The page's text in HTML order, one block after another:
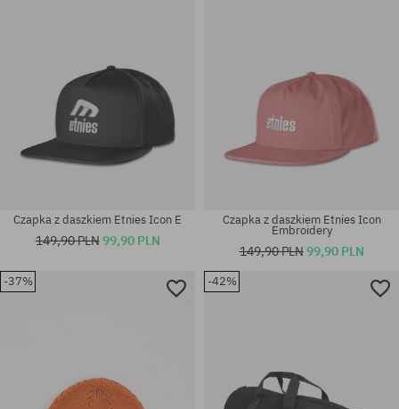
Czapka z daszkiem Etnies Icon E
149,90 PLN99,90 PLN
Czapka z daszkiem Etnies Icon
Embroidery
149,90 PLN99,90 PLN
-37% -42%